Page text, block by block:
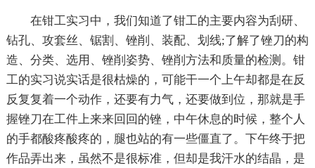
在钳工实习中，我们知道了钳工的主要内容为刮研、
钻孔、攻套丝、锯割、锉削、装配、划线;了解了锉刀的构
造、分类、选用、锉削姿势、锉削方法和质量的检测。钳
工的实习说实话是很枯燥的，可能干一个上午却都是在反
反复复着一个动作，还要有力气，还要做到位，那就是手
握锉刀在工件上来来回回的锉，中午休息的时候，整个人
的手都酸疼酸疼的，腿也站的有一些僵直了。下午终于把
作品弄出来，虽然不是很标准，但却是我汗水的结晶，是